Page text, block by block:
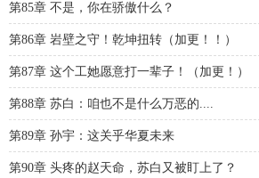
第85章 不是，你在骄傲什么？
第86章 岩壁之守！乾坤扭转（加更！！）
第87章 这个工她愿意打一辈子！（加更！）
第88章 苏白：咱也不是什么万恶的....
第89章 孙宇：这关乎华夏未来
第90章 头疼的赵天命，苏白又被盯上了？